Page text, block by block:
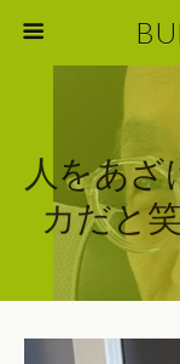
人をあ
カだと